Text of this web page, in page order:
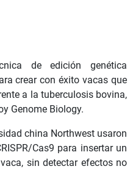
de edición genética
crear con éxito vacas que
a la tuberculosis bovina,
Genome Biology.
china Northwest usaron
Cas9 para insertar un
sin detectar efectos no